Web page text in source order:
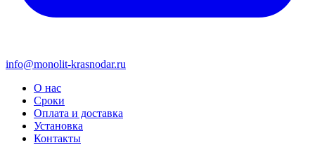
info@monolit-krasnodar.ru
О нас
Сроки
Оплата и доставка
Установка
Контакты